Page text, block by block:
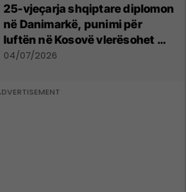
25-vjeçarja shqiptare diplomon
në Danimarkë, punimi për
luftën në Kosovë vlerësohet me
notën më të lartë
04/07/2026